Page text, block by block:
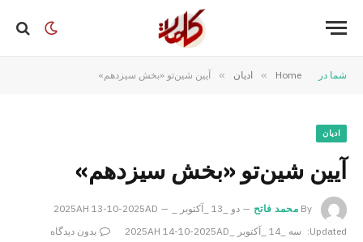
شما در Home
» ادیان » آیین شین‌تو «بخش سیزدهم»
ادیان
آیین شین‌تو «بخش سیزدهم»
By محمد فاتح
دو _13 _آکتوبر _2025AH 13-10-2025AD
Updated:
سه _14 _آکتوبر _2025AH 14-10-2025AD
بدون دیدگاه